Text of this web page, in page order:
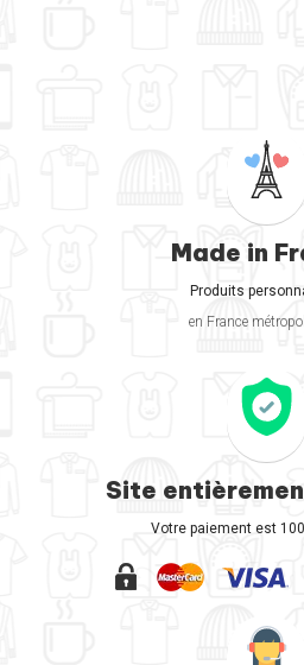
Made in
Produits
en France
Site
Votre paiement est